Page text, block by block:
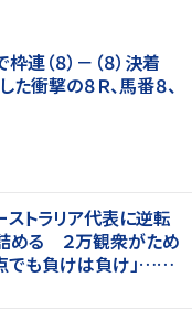
（８）－（８）決着
衝撃の８Ｒ、馬番８、
ストラリア代表に逆転
める ２万観衆がため
も負けは負け」…前
、３２ー３５で惜敗